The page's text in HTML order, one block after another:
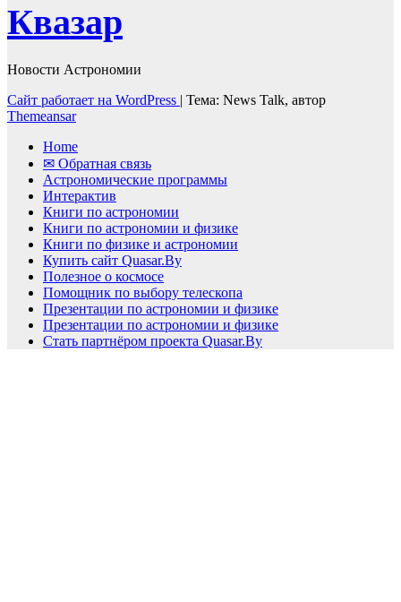
Квазар
Новости Астрономии
Сайт работает на WordPress | Тема: News Talk, автор
Themeansar
Home
✉ Обратная связь
Астрономические программы
Интерактив
Книги по астрономии
Книги по астрономии и физике
Книги по физике и астрономии
Купить сайт Quasar.By
Полезное о космосе
Помощник по выбору телескопа
Презентации по астрономии и физике
Презентации по астрономии и физике
Стать партнёром проекта Quasar.By